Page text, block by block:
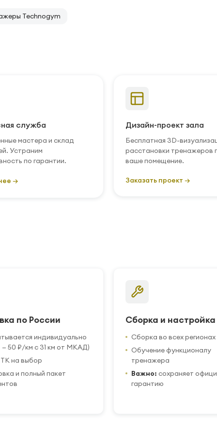
Technogym
служба
мастера и склад
Устраним
по гарантии.
→
Дизайн-проект зала
Бесплатная 3D-
расстановки тренажеров
ваше помещение.
Заказать проект →
по России
индивидуально
50 ₽/км с 31 км от МКАД)
на выбор
и полный пакет
Сборка и настройка
Сборка во всех
Обучение функционалу
тренажера
Важно: сохраняет
гарантию